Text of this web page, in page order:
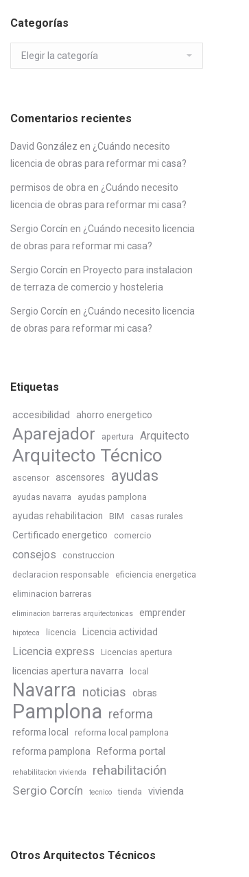
Categorías
Categorías
Comentarios recientes
David González en ¿Cuándo necesito
licencia de obras para reformar mi casa?
permisos de obra en ¿Cuándo necesito
licencia de obras para reformar mi casa?
Sergio Corcín en ¿Cuándo necesito licencia
de obras para reformar mi casa?
Sergio Corcín en Proyecto para instalacion
de terraza de comercio y hosteleria
Sergio Corcín en ¿Cuándo necesito licencia
de obras para reformar mi casa?
Etiquetas
accesibilidad ahorro energetico
Aparejador apertura Arquitecto
Arquitecto Técnico
ascensor ascensores ayudas
ayudas navarra ayudas pamplona
ayudas rehabilitacion BIM casas rurales
Certificado energetico comercio
consejos
construccion
declaracion responsable
eficiencia energetica
eliminacion barreras
eliminacion barreras arquitectonicas emprender
hipoteca licencia Licencia actividad
Licencia express Licencias apertura
licencias apertura navarra local
Navarra noticias obras
Pamplona reforma
reforma local reforma local pamplona
reforma pamplona Reforma portal
rehabilitacion vivienda rehabilitación
Sergio Corcín tecnico tienda vivienda
Otros Arquitectos Técnicos